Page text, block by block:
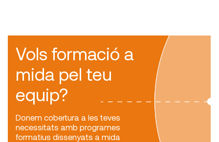
Vols formació a
mida pel teu
equip?
Donem cobertura a les teves
necessitats amb programes
formatius dissenyats a mida